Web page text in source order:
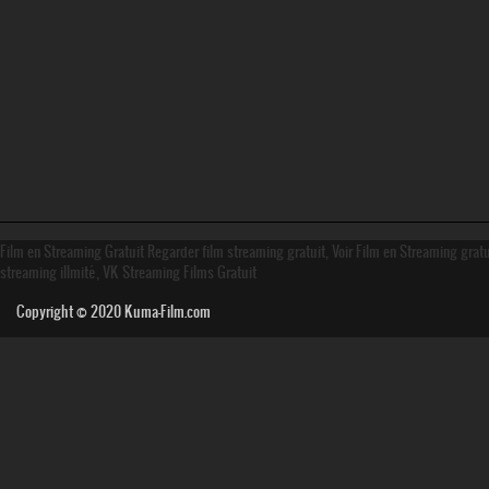
Film en Streaming Gratuit Regarder film streaming gratuit, Voir Film en Streaming
streaming illmité, VK Streaming Films Gratuit
Copyright © 2020Kuma-Film.com